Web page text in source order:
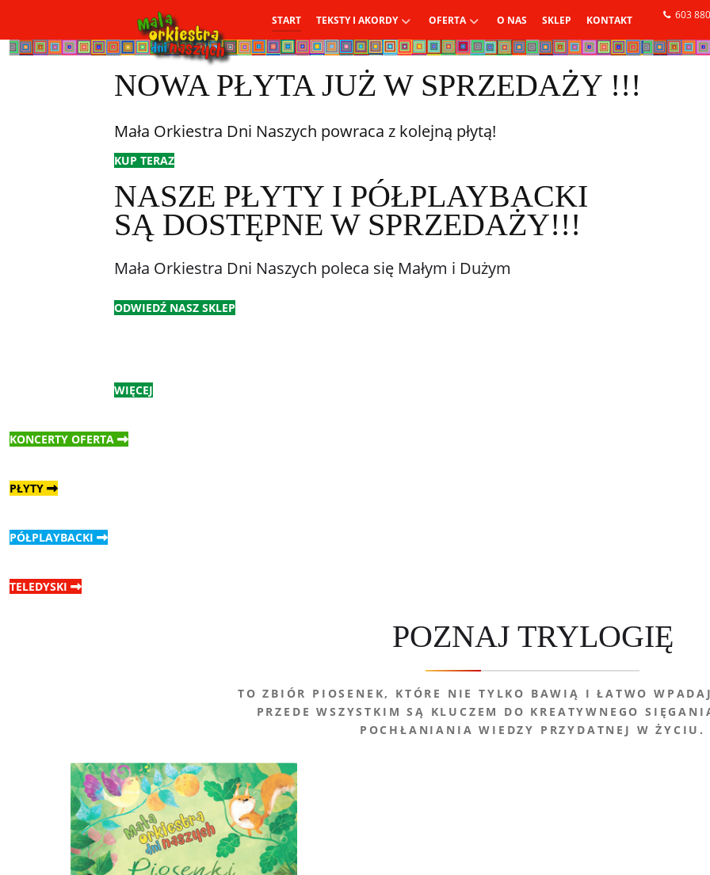
START TEKSTY I AKORDY OFERTA O NAS SKLEP KONTAKT 603
NOWA PŁYTA JUŻ W SPRZEDAŻY !!!
Mała Orkiestra Dni Naszych powraca z kolejną płytą!
KUP TERAZ
NASZE PŁYTY I PÓŁPLAYBACKI
SĄ DOSTĘPNE W SPRZEDAŻY!!!
Mała Orkiestra Dni Naszych poleca się Małym i Dużym
ODWIEDŹ NASZ SKLEP
WIĘCEJ
KONCERTY OFERTA
PŁYTY
PÓŁPLAYBACKI
TELEDYSKI
POZNAJ TRYLOGIĘ
TO ZBIÓR PIOSENEK, KTÓRE NIE TYLKO BAWIĄ I ŁATWO
PRZEDE WSZYSTKIM SĄ KLUCZEM DO KREATYWNEGO
POCHŁANIANIA WIEDZY PRZYDATNEJ W ŻYCIU.